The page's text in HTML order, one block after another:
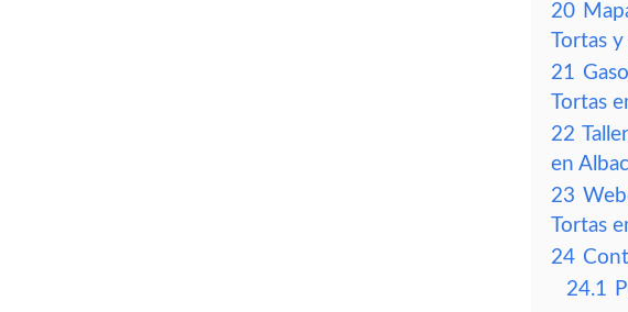
20
Tortas
21
Tortas
22
en
23
Tortas
24
24.1